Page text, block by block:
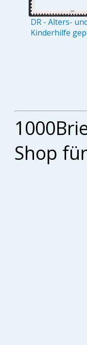
DR - Alters-
Kinderhilfe
Shop